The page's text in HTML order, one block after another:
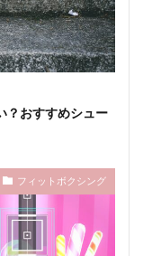
？おすすめシュー
フィットボクシング